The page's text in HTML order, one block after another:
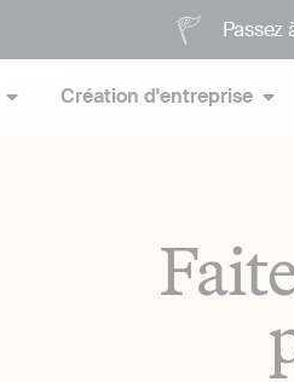
Passez
Création d'entreprise